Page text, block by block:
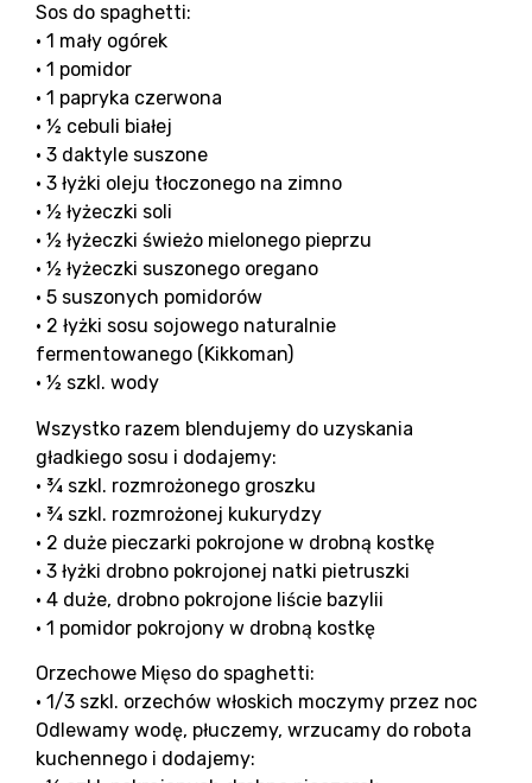
Sos do spaghetti:
• 1 mały ogórek
• 1 pomidor
• 1 papryka czerwona
• ½ cebuli białej
• 3 daktyle suszone
• 3 łyżki oleju tłoczonego na zimno
• ½ łyżeczki soli
• ½ łyżeczki świeżo mielonego pieprzu
• ½ łyżeczki suszonego oregano
• 5 suszonych pomidorów
• 2 łyżki sosu sojowego naturalnie
fermentowanego (Kikkoman)
• ½ szkl. wody
Wszystko razem blendujemy do uzyskania
gładkiego sosu i dodajemy:
• ¾ szkl. rozmrożonego groszku
• ¾ szkl. rozmrożonej kukurydzy
• 2 duże pieczarki pokrojone w drobną kostkę
• 3 łyżki drobno pokrojonej natki pietruszki
• 4 duże, drobno pokrojone liście bazylii
• 1 pomidor pokrojony w drobną kostkę
Orzechowe Mięso do spaghetti:
• 1/3 szkl. orzechów włoskich moczymy przez noc
Odlewamy wodę, płuczemy, wrzucamy do robota
kuchennego i dodajemy: